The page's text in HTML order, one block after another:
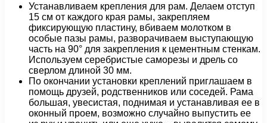
Устанавливаем крепления для рам. Делаем отступ
15 см от каждого края рамы, закрепляем
фиксирующую пластину, вбиваем молотком в
особые пазы рамы, разворачиваем выступающую
часть на 90° для закрепления к цементным стенкам.
Используем серебристые саморезы и дрель со
сверлом длиной 30 мм.
По окончании установки креплений приглашаем в
помощь друзей, родственников или соседей. Рама
большая, увесистая, поднимая и устанавливая ее в
оконный проем, возможно случайно выпустить ее